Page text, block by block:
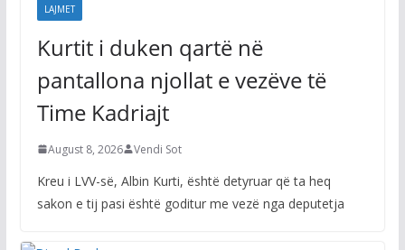
LAJMET
Kurtit i duken qartë në
pantallona njollat e vezëve të
Time Kadriajt
August 8, 2026 Vendi Sot
Kreu i LVV-së, Albin Kurti, është detyruar që ta heq
sakon e tij pasi është goditur me vezë nga deputetja